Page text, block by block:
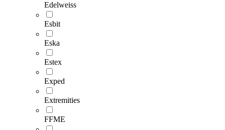
Edelweiss
Esbit
Eska
Estex
Exped
Extremities
FFME